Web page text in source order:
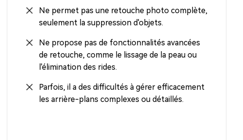
Ne permet pas une retouche photo complète,
seulement la suppression d'objets.
Ne propose pas de fonctionnalités avancées
de retouche, comme le lissage de la peau ou
l'élimination des rides.
Parfois, il a des difficultés à gérer efficacement
les arrière-plans complexes ou détaillés.